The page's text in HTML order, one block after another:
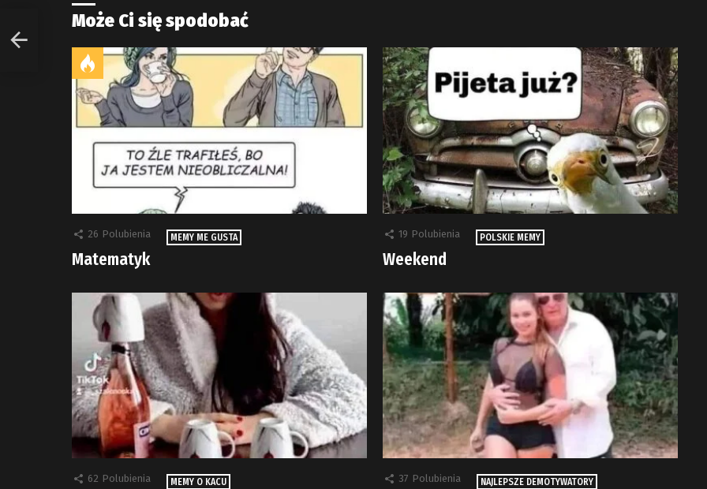
Może Ci się spodobać
26 Polubienia MEMY ME GUSTA
Matematyk
19 Polubienia POLSKIE MEMY
Weekend
62 Polubienia MEMY O KACU 37 Polubienia NAJLEPSZE DEMOTYWATORY